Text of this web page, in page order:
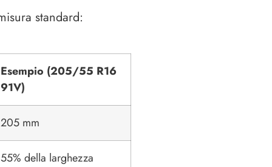
standard:
Esempio (205/55 R16
91V)
205 mm
55% della larghezza